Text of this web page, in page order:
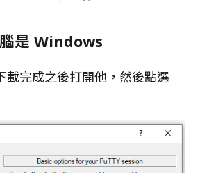
是 Windows
載完成之後打開他，然後點選